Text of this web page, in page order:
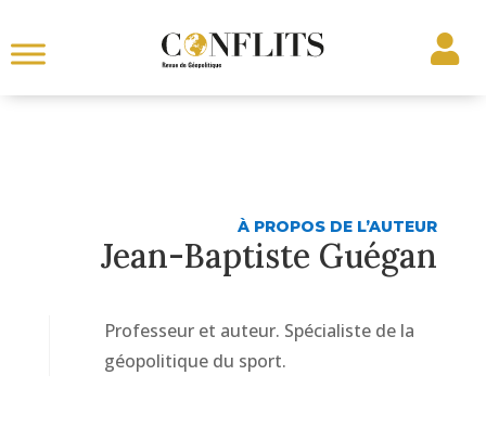
À PROPOS DE L’AUTEUR
Jean-Baptiste Guégan
Professeur et auteur. Spécialiste de la
géopolitique du sport.